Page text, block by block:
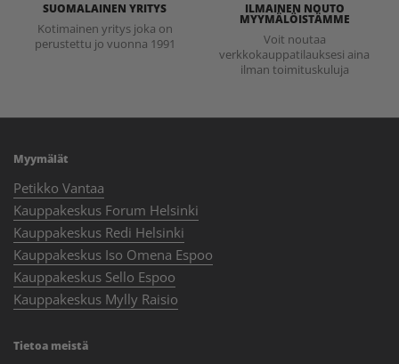
SUOMALAINEN YRITYS
Kotimainen yritys joka on
perustettu jo vuonna 1991
ILMAINEN NOUTO
MYYMÄLÖISTÄMME
Voit noutaa
verkkokauppatilauksesi aina
ilman toimituskuluja
Myymälät
Petikko Vantaa
Kauppakeskus Forum Helsinki
Kauppakeskus Redi Helsinki
Kauppakeskus Iso Omena Espoo
Kauppakeskus Sello Espoo
Kauppakeskus Mylly Raisio
Tietoa meistä